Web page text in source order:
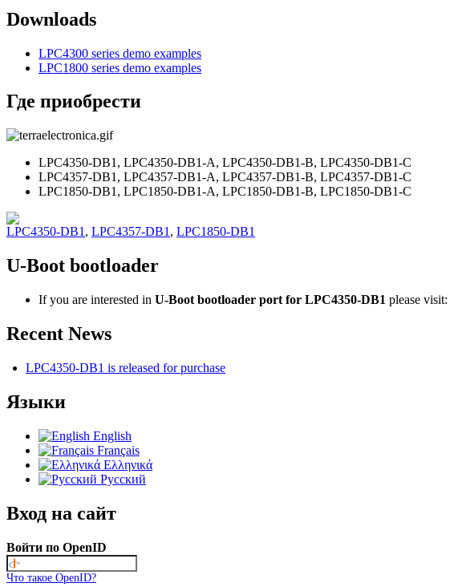
Downloads
LPC4300 series demo examples
LPC1800 series demo examples
Где приобрести
LPC4350-DB1 , LPC4350-DB1-A, LPC4350-DB1-B, LPC4350-DB1-C
LPC4357-DB1 , LPC4357-DB1-A, LPC4357-DB1-B, LPC4357-DB1-C
LPC1850-DB1 , LPC1850-DB1-A, LPC1850-DB1-B, LPC1850-DB1-C
LPC4350-DB1 , LPC4357-DB1 , LPC1850-DB1
U-Boot bootloader
If you are interested in U-Boot bootloader port for LPC4350-DB1 please visit:
Recent News
LPC4350-DB1 is released for purchase
Языки
English
Français
Ελληνικά
Русский
Вход на сайт
Войти по OpenID
Что такое OpenID?